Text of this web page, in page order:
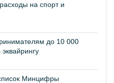
на спорт и
до 10 000
Минцифры